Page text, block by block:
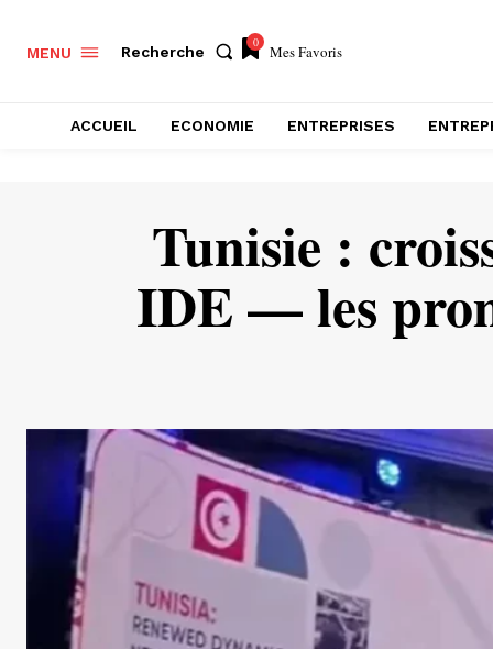
MENU Recherche
0 Mes Favoris
ACCUEIL ECONOMIE ENTREPRISES
Tunisie :
IDE — les